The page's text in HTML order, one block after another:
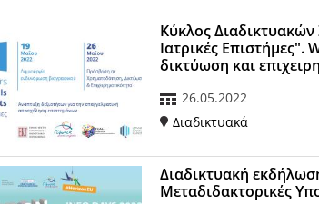
Κύκλος
Ιατρικές
δικτύωση και
26.05.2022
Διαδικτυακά
Διαδικτυακή
Μεταδιδακτορικές